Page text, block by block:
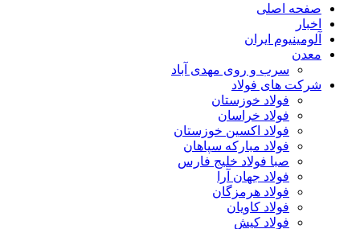
صفحه اصلی
اخبار
آلومینیوم ایران
معدن
سرب و روی مهدی آباد
شرکت های فولاد
فولاد خوزستان
فولاد خراسان
فولاد اکسین خوزستان
فولاد مبارکه سپاهان
صبا فولاد خلیج فارس
فولاد جهان آرا
فولاد هرمزگان
فولاد کاویان
فولاد کیش